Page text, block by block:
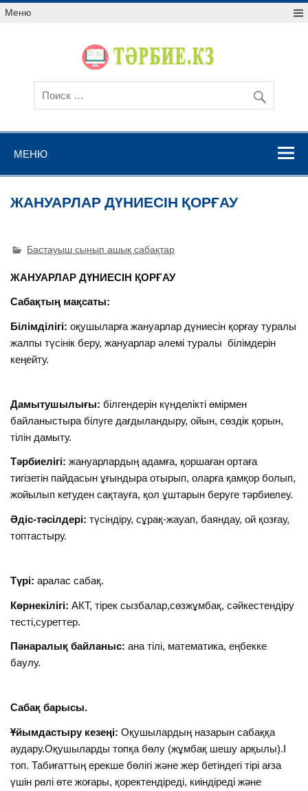
Меню
МЕНЮ
ЖАНУАРЛАР ДҮНИЕСІН ҚОРҒАУ
Бастауыш сынып ашық сабақтар
ЖАНУАРЛАР ДҮНИЕСІН ҚОРҒАУ
Сабақтың мақсаты:
Білімділігі: оқушыларға жануарлар дүниесін қорғау туралы
жалпы түсінік беру, жануарлар әлемі туралы білімдерін
кеңейту.
Дамытушылығы: білгендерін күнделікті өмірмен
байланыстыра білуге дағдыландыру, ойын, сөздік қорын,
тілін дамыту.
Тәрбиелігі: жануарлардың адамға, қоршаған ортаға
тигізетін пайдасын ұғындыра отырып, оларға қамқор болып,
жойылып кетуден сақтауға, қол ұштарын беруге тәрбиелеу.
Әдіс-тәсілдері: түсіндіру, сұрақ-жауап, баяндау, ой қозғау,
топтастыру.
Түрі: аралас сабақ.
Көрнекілігі: АКТ, тірек сызбалар,сөзжұмбақ, сәйкестендіру
тесті,суреттер.
Пәнаралық байланыс: ана тілі, математика, еңбекке
баулу.
Сабақ барысы.
Ұйымдастыру кезеңі:Оқушылардың назарын сабаққа
аудару.Оқушыларды топқа бөлу (жұмбақ шешу арқылы).І
топ. Табиғаттың ерекше бөлігі және жер бетіндегі тірі ағза
үшін рөлі өте жоғары, қоректендіреді, киіндіреді және